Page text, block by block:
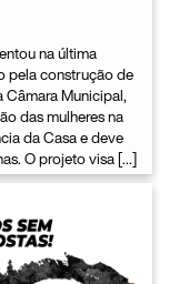
na última
pela construção de
Municipal,
das mulheres na
da Casa e deve
O projeto visa […]